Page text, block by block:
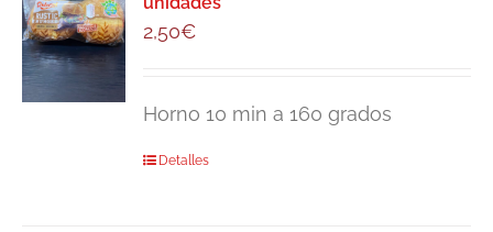
2,50€
Horno 10 min a 160 grados
Detalles